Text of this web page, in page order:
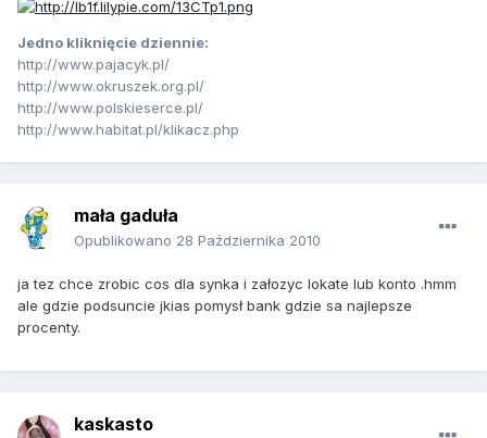
Jedno kliknięcie dziennie:
http://www.pajacyk.pl/
http://www.okruszek.org.pl/
http://www.polskieserce.pl/
http://www.habitat.pl/klikacz.php
mała gaduła
Opublikowano 28 Października 2010
ja tez chce zrobic cos dla synka i załozyc lokate lub konto .hmm
ale gdzie podsuncie jkias pomysł bank gdzie sa najlepsze
procenty.
kaskasto